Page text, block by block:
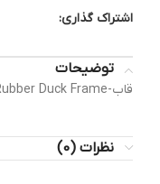
اشتراک گذاری:
توضیحات
قاب-Rubber Duck Frame
نظرات (0)